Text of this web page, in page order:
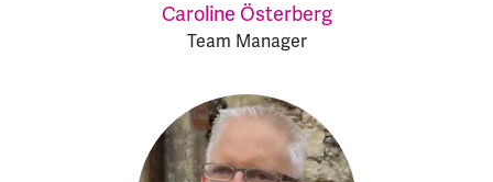
Caroline Österberg
Team Manager